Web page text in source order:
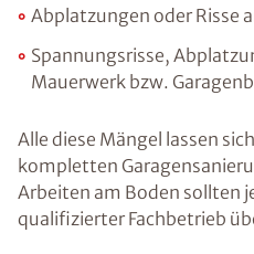
Abplatzungen oder Risse
Spannungsrisse,
Mauerwerk bzw.
Alle diese Mängel lassen
kompletten
Arbeiten am Boden sollten
qualifizierter Fachbetrieb